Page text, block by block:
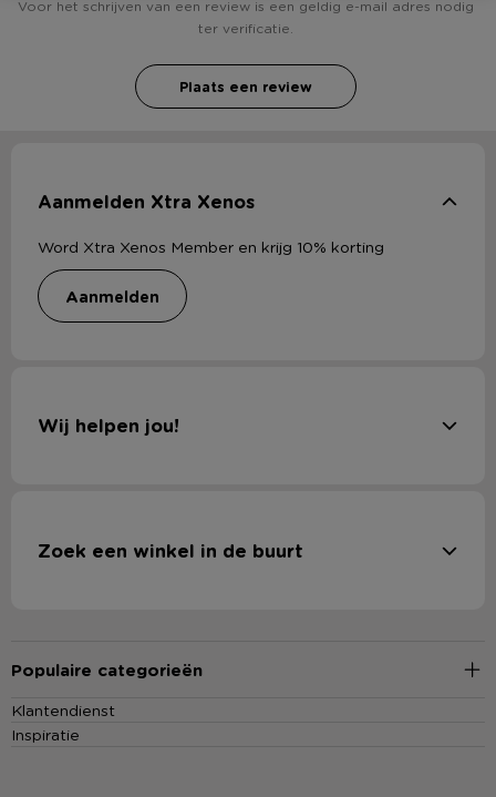
Voor het schrijven van een review is een geldig e-mail adres nodig
ter verificatie.
Plaats een review
Aanmelden Xtra Xenos
Word Xtra Xenos Member en krijg 10% korting
aanmelden
Wij helpen jou!
Zoek een winkel in de buurt
Populaire categorieën
Klantendienst
Inspiratie